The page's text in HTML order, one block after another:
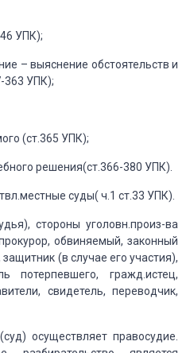
УПК);
– выяснение обстоятельств и
363 УПК);
(ст.365 УПК);
решения(ст.366-380 УПК).
суды( ч.1 ст.33 УПК).
стороны уголовн.произ-ва
обвиняемый, законный
защитник (в случае его участия),
потерпевшего, гражд.истец,
свидетель, переводчик,
осуществляет правосудие.